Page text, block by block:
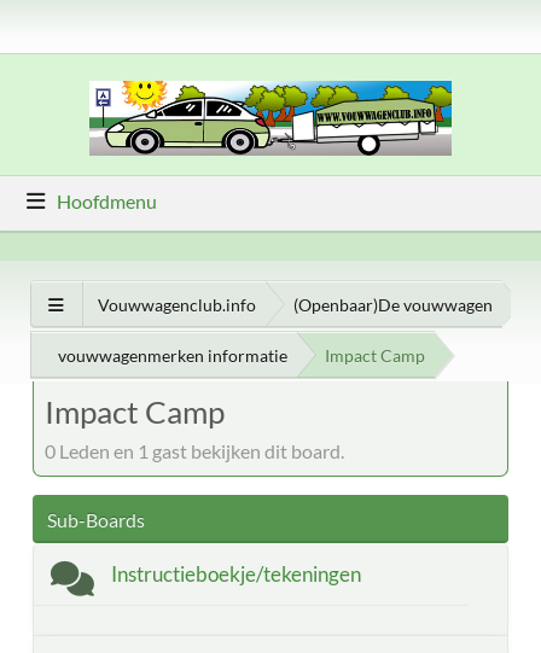
Hoofdmenu
Vouwwagenclub.info (Openbaar)De vouwwagen
vouwwagenmerken informatie Impact Camp
Impact Camp
0 Leden en 1 gast bekijken dit board.
Sub-Boards
Instructieboekje/tekeningen